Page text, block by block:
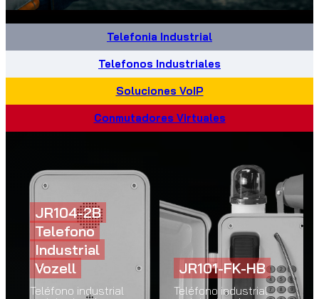
Telefonia Industrial
Telefonos Industriales
Soluciones VoIP
Conmutadores Virtuales
JR104-2B
Telefono
Industrial
Vozell
Teléfono industrial
JR101-FK-HB
Teléfono industrial